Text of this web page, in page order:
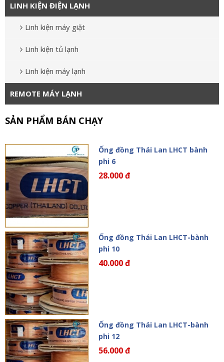
LINH KIỆN ĐIỆN LẠNH
Linh kiện máy giặt
Linh kiện tủ lạnh
Linh kiện máy lạnh
REMOTE MÁY LẠNH
SẢN PHẨM BÁN CHẠY
Ống đồng Thái Lan LHCT bành
phi 6
28.000 đ
Ống đồng Thái Lan LHCT-bành
phi 10
40.000 đ
Ống đồng Thái Lan LHCT-bành
phi 12
56.000 đ